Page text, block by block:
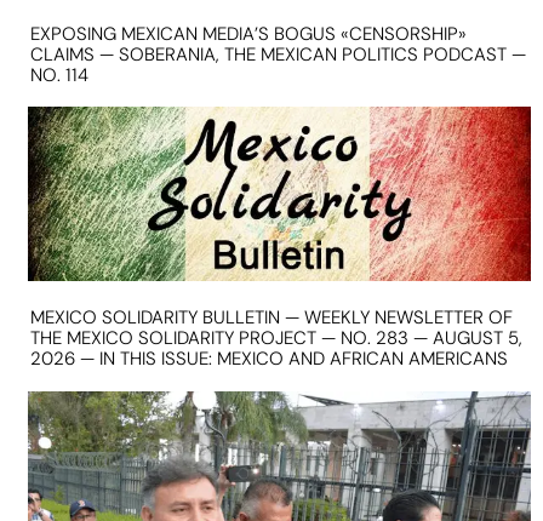
EXPOSING MEXICAN MEDIA’S BOGUS «CENSORSHIP»
CLAIMS — SOBERANIA, THE MEXICAN POLITICS PODCAST —
NO. 114
MEXICO SOLIDARITY BULLETIN — WEEKLY NEWSLETTER OF
THE MEXICO SOLIDARITY PROJECT — NO. 283 — AUGUST 5,
2026 — IN THIS ISSUE: MEXICO AND AFRICAN AMERICANS